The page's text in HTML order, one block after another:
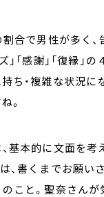
割合で男性が多く
ズ」「感謝」「復縁
ち・複雑な状況
。
基本的に文面を考
、書くまでお願い
こと。聖奈さんが